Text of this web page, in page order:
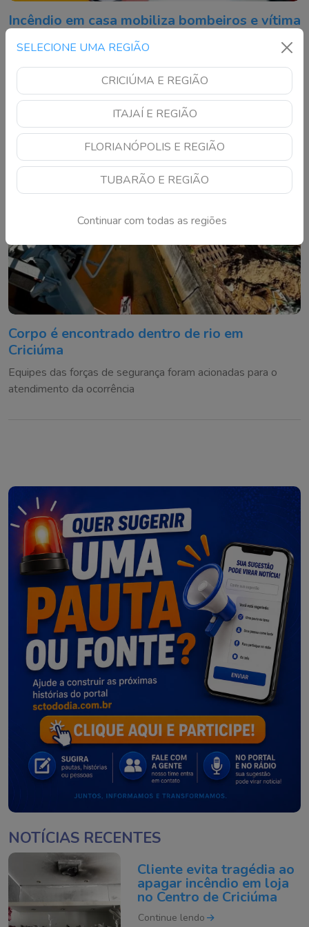
SELECIONE UMA REGIÃO
CRICIÚMA E REGIÃO
ITAJAÍ E REGIÃO
FLORIANÓPOLIS E REGIÃO
TUBARÃO E REGIÃO
Continuar com todas as regiões
Incêndio em casa mobiliza bombeiros e vítima
é resgatada em Florianópolis
desta quinta-feira; estado de saúde da vítima ainda não foi
informado
Corpo é encontrado dentro de rio em
Criciúma
Equipes das forças de segurança foram acionadas para o
atendimento da ocorrência
NOTÍCIAS RECENTES
Cliente evita tragédia ao
apagar incêndio em loja
no Centro de Criciúma
Continue lendo